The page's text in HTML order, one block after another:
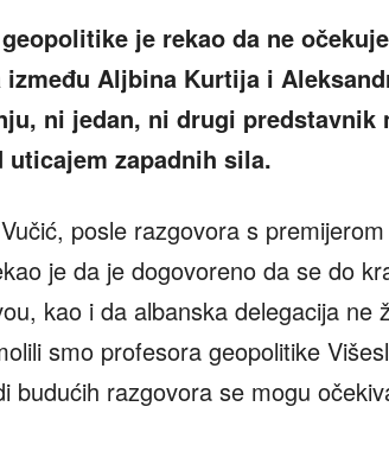
je rekao da ne
Aljbina Kurtija i
ni jedan, ni drugi predstavnik
zapadnih sila.
posle razgovora s
je da je dogovoreno da se do
kao i da albanska delegacija ne
smo profesora geopolitike
budućih razgovora se mogu